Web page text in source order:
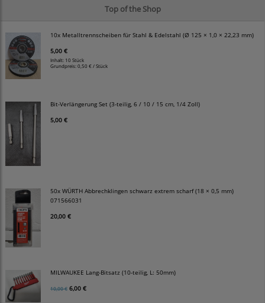
Top of the Shop
10x Metalltrennscheiben für Stahl & Edelstahl (Ø 125 × 1,0 × 22,23 mm)
5,00 €
Inhalt: 10 Stück
Grundpreis:0,50 € / Stück
Bit-Verlängerung Set (3-teilig, 6 / 10 / 15 cm, 1/4 Zoll)
5,00 €
50x WÜRTH Abbrechklingen schwarz extrem scharf (18 × 0,5 mm)
071566031
20,00 €
MILWAUKEE Lang-Bitsatz (10-teilig, L: 50mm)
10,00 € 6,00 €